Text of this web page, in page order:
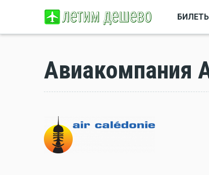
Авиакомпания